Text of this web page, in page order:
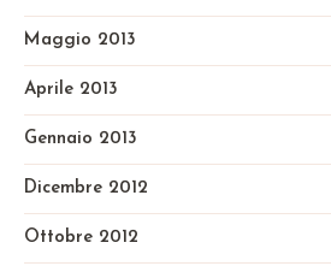
Maggio 2013
Aprile 2013
Gennaio 2013
Dicembre 2012
Ottobre 2012